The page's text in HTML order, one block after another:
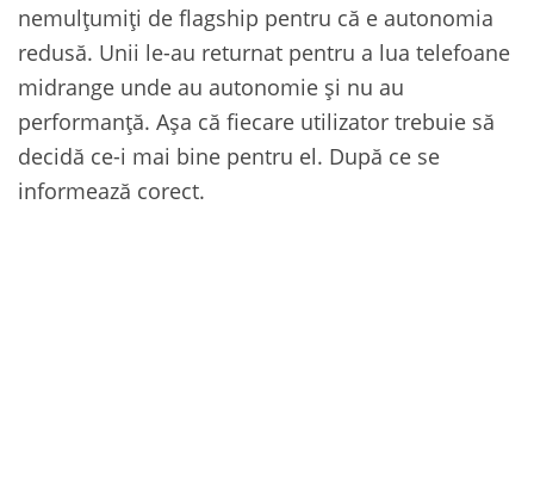
nemulțumiți de flagship pentru că e autonomia
redusă. Unii le-au returnat pentru a lua telefoane
midrange unde au autonomie și nu au
performanță. Așa că fiecare utilizator trebuie să
decidă ce-i mai bine pentru el. După ce se
informează corect.